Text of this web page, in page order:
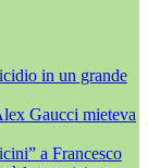
in un grande
Gaucci mieteva
a Francesco